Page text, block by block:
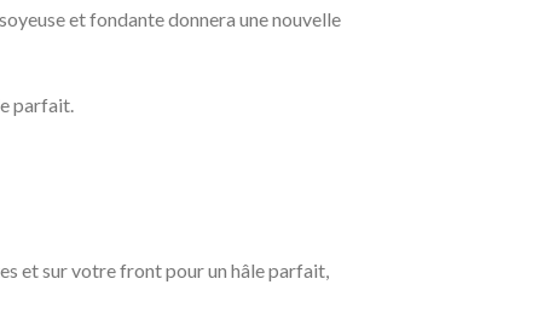
et fondante donnera une nouvelle
parfait.
et sur votre front pour un hâle parfait,